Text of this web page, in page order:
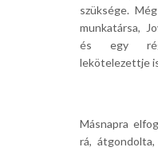
szüksége.
munkatársa,
és egy
lekötelezettje
Másnapra
rá,